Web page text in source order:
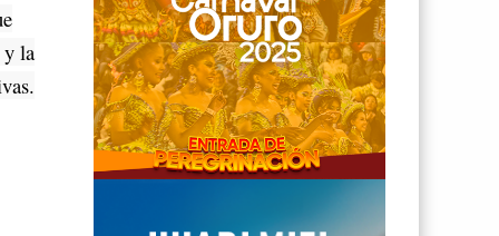
y la